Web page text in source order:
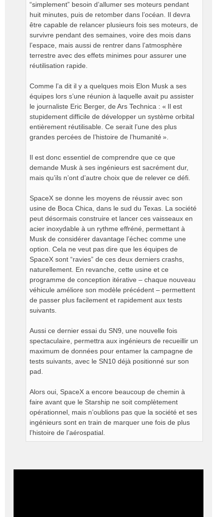
“simplement” besoin d’allumer ses moteurs pendant
huit minutes, puis de retomber dans l’océan. Il devra
être capable de relancer plusieurs fois ses moteurs, de
survivre pendant des semaines, voire des mois dans
l’espace, mais aussi de rentrer dans l’atmosphère
terrestre avec des effets minimes pour assurer une
réutilisation rapide.
Comme l’a dit il y a quelques mois Elon Musk a ses
équipes lors s’une réunion à laquelle avait pu assister
le journaliste Eric Berger, de Ars Technica : « Il est
stupidement difficile de développer un système orbital
entièrement réutilisable. Ce serait l’une des plus
grandes percées de l’histoire de l’humanité ».
Il est donc essentiel de comprendre que ce que
demande Musk à ses ingénieurs est sacrément dur,
mais qu’ils n’ont d’autre choix que de relever ce défi.
SpaceX se donne les moyens de réussir avec son
usine de Boca Chica, dans le sud du Texas. La société
peut désormais construire et lancer ces vaisseaux en
acier inoxydable à un rythme effréné, permettant à
Musk de considérer davantage l’échec comme une
option. Cela ne veut pas dire que les équipes de
SpaceX sont “ravies” de ces deux derniers crashs,
naturellement. En revanche, cette usine et ce
programme de conception itérative – chaque nouveau
véhicule améliore son modèle précédent – permettent
de passer plus facilement et rapidement aux tests
suivants.
Aussi ce dernier essai du SN9, une nouvelle fois
spectaculaire, permettra aux ingénieurs de recueillir un
maximum de données pour entamer la campagne de
tests suivants, avec le SN10 déjà positionné sur son
pad.
Alors oui, SpaceX a encore beaucoup de chemin à
faire avant que le Starship ne soit complètement
opérationnel, mais n’oublions pas que la société et ses
ingénieurs sont en train de marquer une fois de plus
l’histoire de l’aérospatial.